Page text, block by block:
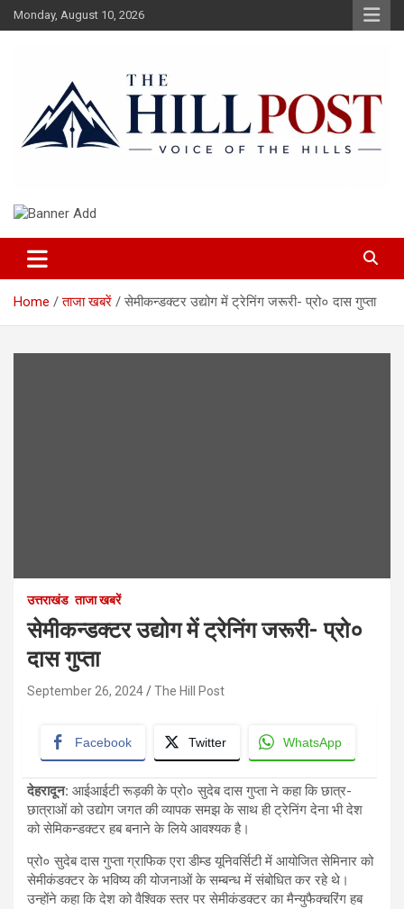
Skip
to
Monday, August 10, 2026
The Hillpost
Home ताजा खबरें सेमीकन्डक्टर उद्योग में ट्रेनिंग जरूरी- प्रो० दास गुप्ता
उत्तराखंड ताजा खबरें
सेमीकन्डक्टर उद्योग में ट्रेनिंग जरूरी- प्रो०
दास गुप्ता
September 26, 2024 The Hill Post
Facebook Twitter WhatsApp
देहरादून: आईआईटी रूड़की के प्रो० सुदेब दास गुप्ता ने कहा कि छात्र-
छात्राओं को उद्योग जगत की व्यापक समझ के साथ ही ट्रेनिंग देना भी देश
को सेमिकन्डक्टर हब बनाने के लिये आवश्यक है।
प्रो० सुदेब दास गुप्ता ग्राफिक एरा डीम्ड यूनिवर्सिटी में आयोजित सेमिनार को
सेमीकंडक्टर के भविष्य की योजनाओं के सम्बन्ध में संबोधित कर रहे थे।
उन्होंने कहा कि देश को वैश्विक स्तर पर सेमीकंडक्टर का मैन्युफैक्चरिंग हब